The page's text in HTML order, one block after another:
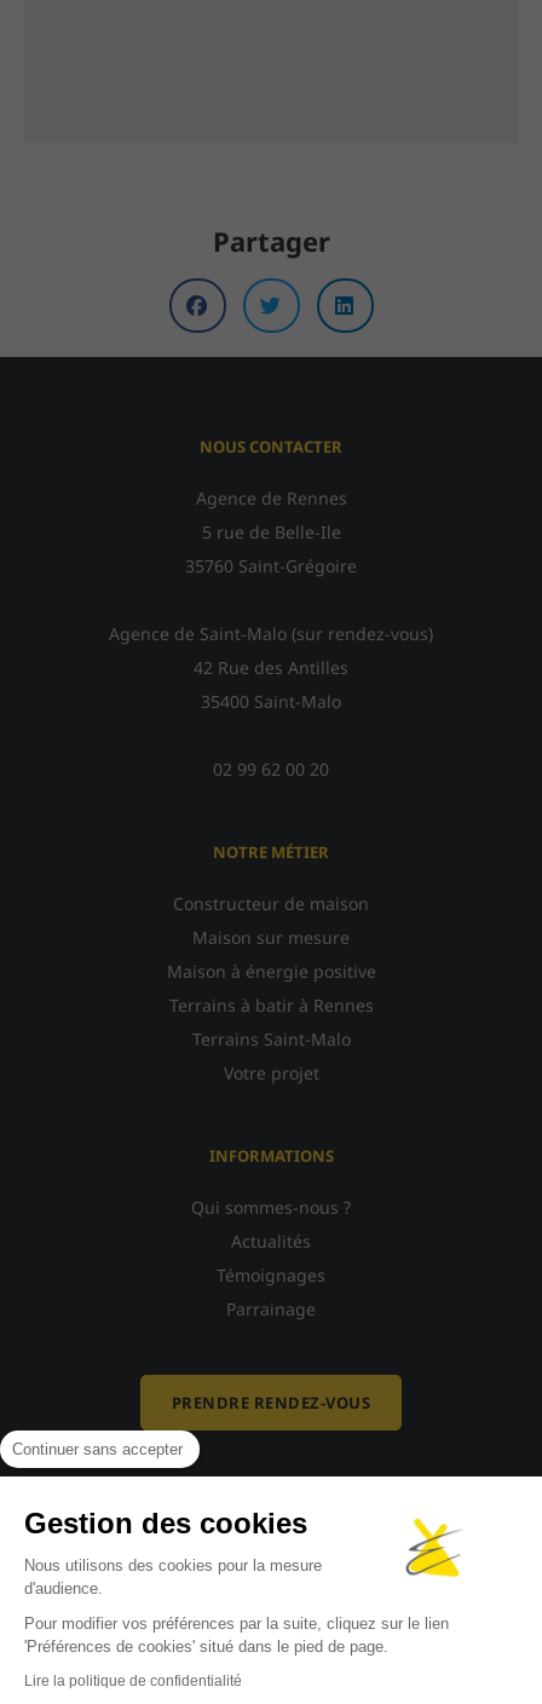
Continuer sans accepter
Gestion des cookies
Nous utilisons des cookies pour la mesure
d'audience.
Pour modifier vos préférences par la suite, cliquez sur le lien
'Préférences de cookies' situé dans le pied de page.
Lire la politique de confidentialité
Partager
NOUS CONTACTER
Agence de Rennes
5 rue de Belle-Ile
35760 Saint-Grégoire
Agence de Saint-Malo (sur rendez-vous)
42 Rue des Antilles
35400 Saint-Malo
02 99 62 00 20
NOTRE MÉTIER
Constructeur de maison
Maison sur mesure
Maison à énergie positive
Terrains à batir à Rennes
Terrains Saint-Malo
Votre projet
INFORMATIONS
Qui sommes-nous ?
Actualités
Témoignages
Parrainage
PRENDRE RENDEZ-VOUS